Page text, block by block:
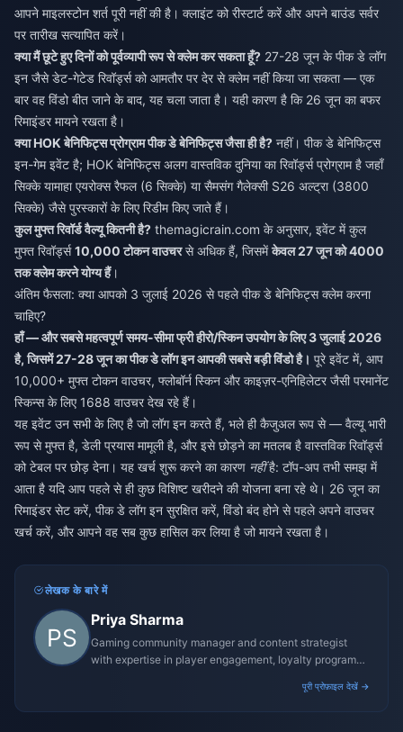
आपने माइलस्टोन शर्त पूरी नहीं की है। क्लाइंट को रीस्टार्ट करें और अपने बाउंड सर्वर
पर तारीख सत्यापित करें।
क्या मैं छूटे हुए दिनों को पूर्वव्यापी रूप से क्लेम कर सकता हूँ? 27-28 जून के पीक डे लॉग
इन जैसे डेट-गेटेड रिवॉर्ड्स को आमतौर पर देर से क्लेम नहीं किया जा सकता — एक
बार वह विंडो बीत जाने के बाद, यह चला जाता है। यही कारण है कि 26 जून का बफर
रिमाइंडर मायने रखता है।
क्या HOK बेनिफिट्स प्रोग्राम पीक डे बेनिफिट्स जैसा ही है? नहीं। पीक डे बेनिफिट्स
इन-गेम इवेंट है; HOK बेनिफिट्स अलग वास्तविक दुनिया का रिवॉर्ड्स प्रोग्राम है जहाँ
सिक्के यामाहा एयरोक्स रैफल (6 सिक्के) या सैमसंग गैलेक्सी S26 अल्ट्रा (3800
सिक्के) जैसे पुरस्कारों के लिए रिडीम किए जाते हैं।
कुल मुफ्त रिवॉर्ड वैल्यू कितनी है? themagicrain.com के अनुसार, इवेंट में कुल
मुफ्त रिवॉर्ड्स10,000 टोकन वाउचरसे अधिक हैं, जिसमेंकेवल 27 जून को 4000
तक क्लेम करने योग्य हैं।
अंतिम फैसला: क्या आपको 3 जुलाई 2026 से पहले पीक डे बेनिफिट्स क्लेम करना
चाहिए?
हाँ — और सबसे महत्वपूर्ण समय-सीमा फ्री हीरो/स्किन उपयोग के लिए 3 जुलाई 2026
है, जिसमें 27-28 जून का पीक डे लॉग इन आपकी सबसे बड़ी विंडो है। पूरे इवेंट में, आप
10,000+ मुफ्त टोकन वाउचर, फ्लोबॉर्न स्किन और काइज़र-एनिहिलेटर जैसी परमानेंट
स्किन्स के लिए 1688 वाउचर देख रहे हैं।
यह इवेंट उन सभी के लिए है जो लॉग इन करते हैं, भले ही कैजुअल रूप से — वैल्यू भारी
रूप से मुफ्त है, डेली प्रयास मामूली है, और इसे छोड़ने का मतलब है वास्तविक रिवॉर्ड्स
को टेबल पर छोड़ देना। यह खर्च शुरू करने का कारण नहींहै: टॉप-अप तभी समझ में
आता है यदि आप पहले से ही कुछ विशिष्ट खरीदने की योजना बना रहे थे। 26 जून का
रिमाइंडर सेट करें, पीक डे लॉग इन सुरक्षित करें, विंडो बंद होने से पहले अपने वाउचर
खर्च करें, और आपने वह सब कुछ हासिल कर लिया है जो मायने रखता है।
लेखक के बारे में
Priya Sharma
Gaming community manager and content strategist
with expertise in player engagement, loyalty programs,
पूरी प्रोफ़ाइल देखें →